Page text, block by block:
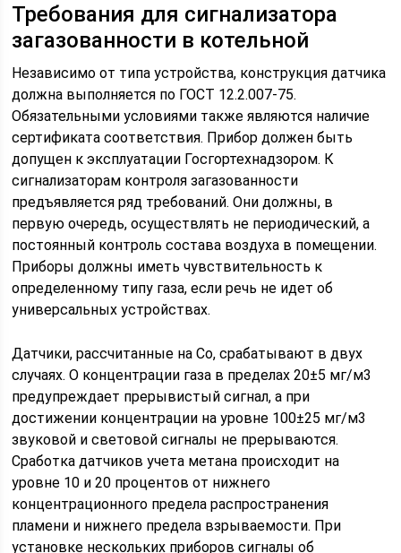
Требования для сигнализатора
загазованности в котельной
Независимо от типа устройства, конструкция датчика
должна выполняется по ГОСТ 12.2.007-75.
Обязательными условиями также являются наличие
сертификата соответствия. Прибор должен быть
допущен к эксплуатации Госгортехнадзором. К
сигнализаторам контроля загазованности
предъявляется ряд требований. Они должны, в
первую очередь, осуществлять не периодический, а
постоянный контроль состава воздуха в помещении.
Приборы должны иметь чувствительность к
определенному типу газа, если речь не идет об
универсальных устройствах.
Датчики, рассчитанные на Co, срабатывают в двух
случаях. О концентрации газа в пределах 20±5 мг/м3
предупреждает прерывистый сигнал, а при
достижении концентрации на уровне 100±25 мг/м3
звуковой и световой сигналы не прерываются.
Сработка датчиков учета метана происходит на
уровне 10 и 20 процентов от нижнего
концентрационного предела распространения
пламени и нижнего предела взрываемости. При
установке нескольких приборов сигналы об